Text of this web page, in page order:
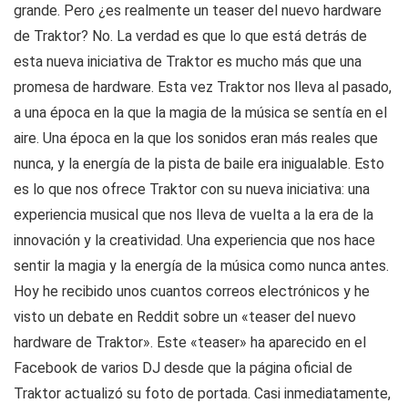
grande. Pero ¿es realmente un teaser del nuevo hardware
de Traktor? No. La verdad es que lo que está detrás de
esta nueva iniciativa de Traktor es mucho más que una
promesa de hardware. Esta vez Traktor nos lleva al pasado,
a una época en la que la magia de la música se sentía en el
aire. Una época en la que los sonidos eran más reales que
nunca, y la energía de la pista de baile era inigualable. Esto
es lo que nos ofrece Traktor con su nueva iniciativa: una
experiencia musical que nos lleva de vuelta a la era de la
innovación y la creatividad. Una experiencia que nos hace
sentir la magia y la energía de la música como nunca antes.
Hoy he recibido unos cuantos correos electrónicos y he
visto un debate en Reddit sobre un «teaser del nuevo
hardware de Traktor». Este «teaser» ha aparecido en el
Facebook de varios DJ desde que la página oficial de
Traktor actualizó su foto de portada. Casi inmediatamente,